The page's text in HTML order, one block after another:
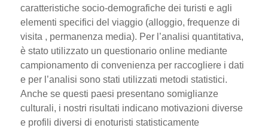
caratteristiche socio-demografiche dei turisti e agli
elementi specifici del viaggio (alloggio, frequenze di
visita , permanenza media). Per l’analisi quantitativa,
è stato utilizzato un questionario online mediante
campionamento di convenienza per raccogliere i dati
e per l’analisi sono stati utilizzati metodi statistici.
Anche se questi paesi presentano somiglianze
culturali, i nostri risultati indicano motivazioni diverse
e profili diversi di enoturisti statisticamente